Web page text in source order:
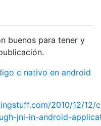
buenos para tener y
c nativo en android
2010/12/12/
jni-in-android-